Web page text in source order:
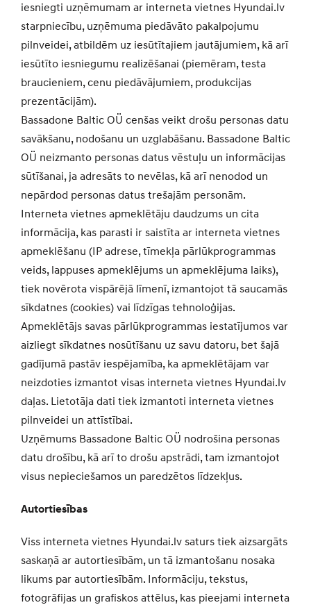
iesniegti uzņēmumam ar interneta vietnes Hyundai.lv
starpniecību, uzņēmuma piedāvāto pakalpojumu
pilnveidei, atbildēm uz iesūtītajiem jautājumiem, kā arī
iesūtīto iesniegumu realizēšanai (piemēram, testa
braucieniem, cenu piedāvājumiem, produkcijas
prezentācijām).
Bassadone Baltic OÜ cenšas veikt drošu personas datu
savākšanu, nodošanu un uzglabāšanu. Bassadone Baltic
OÜ neizmanto personas datus vēstuļu un informācijas
sūtīšanai, ja adresāts to nevēlas, kā arī nenodod un
nepārdod personas datus trešajām personām.
Interneta vietnes apmeklētāju daudzums un cita
informācija, kas parasti ir saistīta ar interneta vietnes
apmeklēšanu (IP adrese, tīmekļa pārlūkprogrammas
veids, lappuses apmeklējums un apmeklējuma laiks),
tiek novērota vispārējā līmenī, izmantojot tā saucamās
sīkdatnes (cookies) vai līdzīgas tehnoloģijas.
Apmeklētājs savas pārlūkprogrammas iestatījumos var
aizliegt sīkdatnes nosūtīšanu uz savu datoru, bet šajā
gadījumā pastāv iespējamība, ka apmeklētājam var
neizdoties izmantot visas interneta vietnes Hyundai.lv
daļas. Lietotāja dati tiek izmantoti interneta vietnes
pilnveidei un attīstībai.
Uzņēmums Bassadone Baltic OÜ nodrošina personas
datu drošību, kā arī to drošu apstrādi, tam izmantojot
visus nepieciešamos un paredzētos līdzekļus.
Autortiesības
Viss interneta vietnes Hyundai.lv saturs tiek aizsargāts
saskaņā ar autortiesībām, un tā izmantošanu nosaka
likums par autortiesībām. Informāciju, tekstus,
fotogrāfijas un grafiskos attēlus, kas pieejami interneta